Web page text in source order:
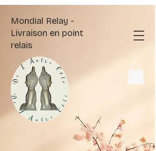
Mondial Relay -
Livraison en point
relais